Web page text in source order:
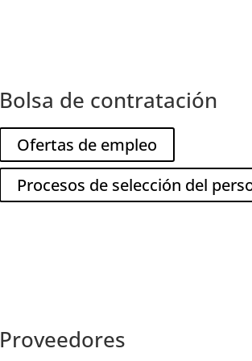
Bolsa de contratación
Ofertas de empleo
Procesos de selección del
Proveedores